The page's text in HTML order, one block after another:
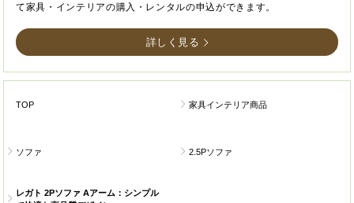
て家具・インテリアの購入・レンタルの申込ができます。
詳しく見る
TOP 家具インテリア商品
ソファ 2.5Pソファ
レガト 2Pソファ Aアーム：シンプル